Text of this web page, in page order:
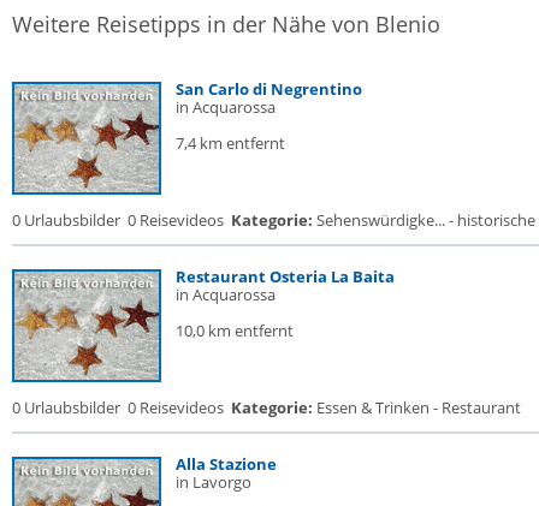
Weitere Reisetipps in der Nähe von Blenio
San Carlo di Negrentino
in Acquarossa
7,4 km entfernt
0 Urlaubsbilder 0 Reisevideos Kategorie: Sehenswürdigke... - historische
Restaurant Osteria La Baita
in Acquarossa
10,0 km entfernt
0 Urlaubsbilder 0 Reisevideos Kategorie: Essen & Trinken - Restaurant
Alla Stazione
in Lavorgo